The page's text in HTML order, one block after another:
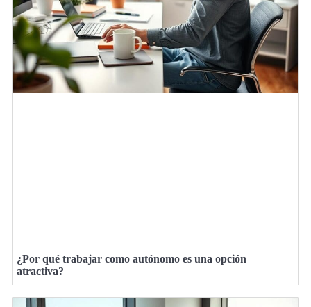
¿Por qué trabajar como autónomo es una opción
atractiva?